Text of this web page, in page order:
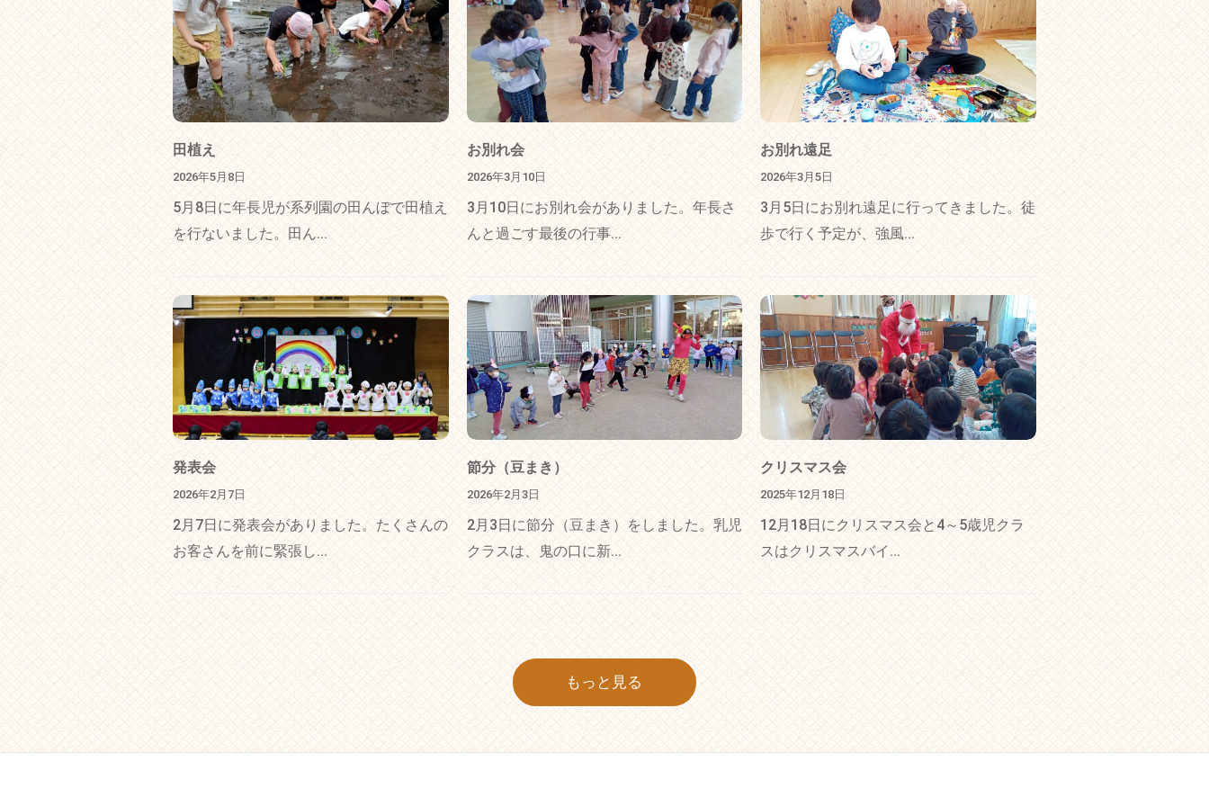
田植え
2026年5月8日
5月8日に年長児が系列園の田んぼで田植え
を行ないました。田ん...
お別れ会
2026年3月10日
3月10日にお別れ会がありました。年長さ
んと過ごす最後の行事...
お別れ遠足
2026年3月5日
3月5日にお別れ遠足に行ってきました。徒
歩で行く予定が、強風...
発表会
2026年2月7日
2月7日に発表会がありました。たくさんの
お客さんを前に緊張し...
節分（豆まき）
2026年2月3日
2月3日に節分（豆まき）をしました。乳児
クラスは、鬼の口に新...
クリスマス会
2025年12月18日
12月18日にクリスマス会と4～5歳児クラ
スはクリスマスバイ...
もっと見る